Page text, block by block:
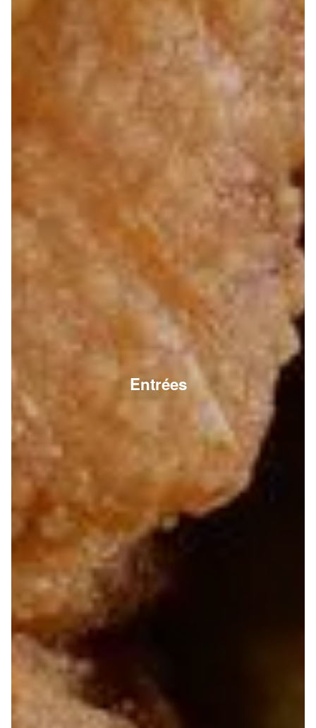
Entrées